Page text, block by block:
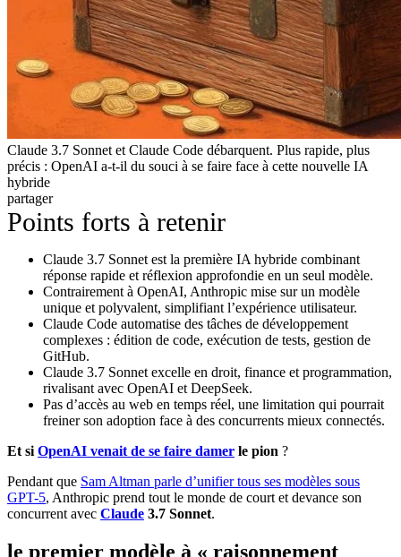
Claude 3.7 Sonnet et Claude Code débarquent. Plus rapide, plus
précis : OpenAI a-t-il du souci à se faire face à cette nouvelle IA
hybride
partager
Points forts à retenir
Claude 3.7 Sonnet est la première IA hybride combinant
réponse rapide et réflexion approfondie en un seul modèle.
Contrairement à OpenAI, Anthropic mise sur un modèle
unique et polyvalent, simplifiant l’expérience utilisateur.
Claude Code automatise des tâches de développement
complexes : édition de code, exécution de tests, gestion de
GitHub.
Claude 3.7 Sonnet excelle en droit, finance et programmation,
rivalisant avec OpenAI et DeepSeek.
Pas d’accès au web en temps réel, une limitation qui pourrait
freiner son adoption face à des concurrents mieux connectés.
Et si OpenAI venait de se faire damer le pion ?
Pendant que Sam Altman parle d’unifier tous ses modèles sous
GPT-5, Anthropic prend tout le monde de court et devance son
concurrent avec Claude 3.7 Sonnet.
le premier modèle à « raisonnement